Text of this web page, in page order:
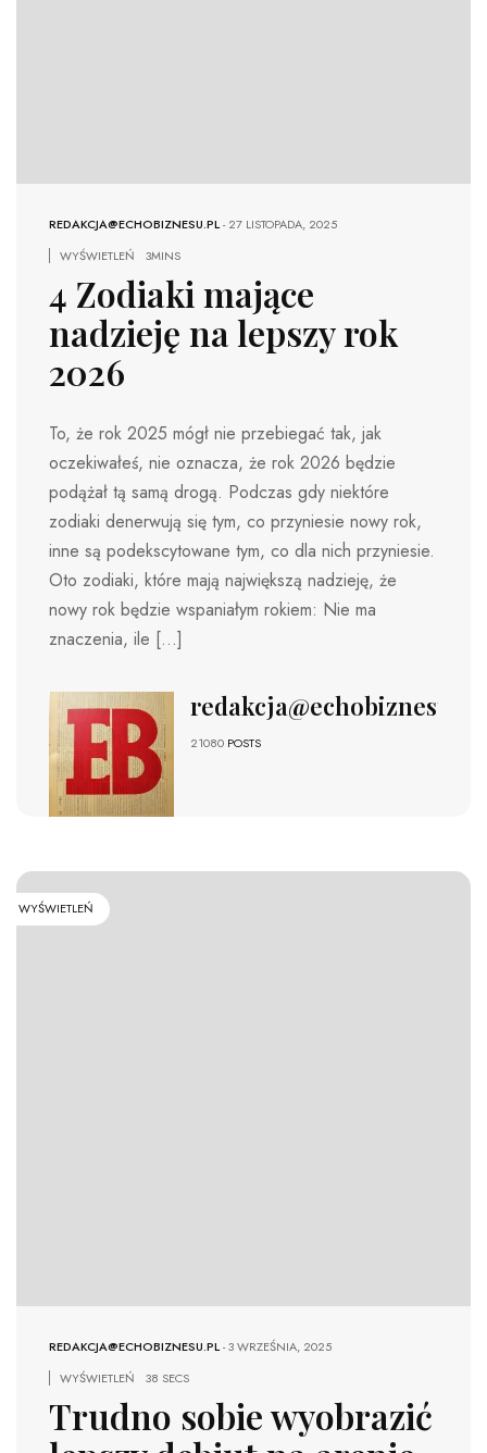
REDAKCJA@ECHOBIZNESU.PL-27 LISTOPADA, 2025
WYŚWIETLEŃ
3MINS
4 Zodiaki mające
nadzieję na lepszy rok
2026
To, że rok 2025 mógł nie przebiegać tak, jak
oczekiwałeś, nie oznacza, że ​​rok 2026 będzie
podążał tą samą drogą. Podczas gdy niektóre
zodiaki denerwują się tym, co przyniesie nowy rok,
inne są podekscytowane tym, co dla nich przyniesie.
Oto zodiaki, które mają największą nadzieję, że
nowy rok będzie wspaniałym rokiem: Nie ma
znaczenia, ile […]
redakcja@echobiznesu.pl
21080 POSTS
WYŚWIETLEŃ
REDAKCJA@ECHOBIZNESU.PL-3 WRZEŚNIA, 2025
WYŚWIETLEŃ
38 SECS
Trudno sobie wyobrazić